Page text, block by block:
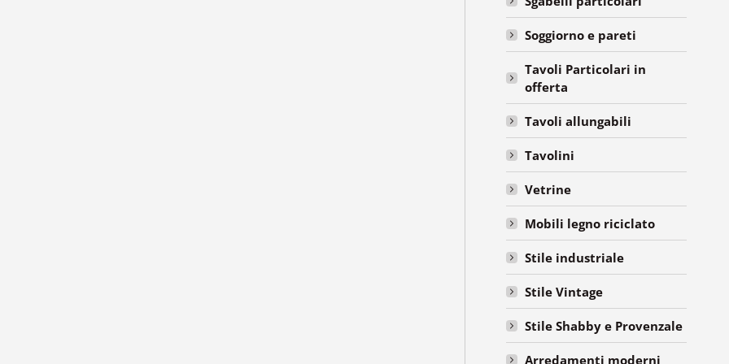
Soggiorno e pareti
Tavoli Particolari in
offerta
Tavoli allungabili
Tavolini
Vetrine
Mobili legno riciclato
Stile industriale
Stile Vintage
Stile Shabby e Provenzale
Arredamenti moderni